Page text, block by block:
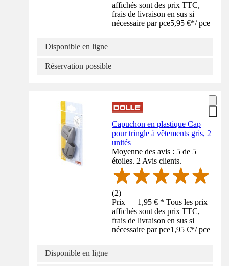
affichés sont des prix TTC,
frais de livraison en sus si
nécessaire par pce5,95 €*/ pce
Disponible en ligne
Réservation possible
Capuchon en plastique Cap
pour tringle à vêtements gris, 2
unités
Moyenne des avis : 5 de 5
étoiles. 2 Avis clients.
(2)
Prix — 1,95 € * Tous les prix
affichés sont des prix TTC,
frais de livraison en sus si
nécessaire par pce1,95 €*/ pce
Disponible en ligne